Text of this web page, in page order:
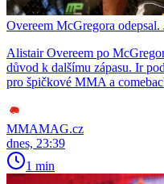
Overeem McGregora
Alistair Overeem po
důvod k dalšímu zápasu. Ir
pro špičkové MMA a
MMAMAG.cz
dnes, 23:39
1 min